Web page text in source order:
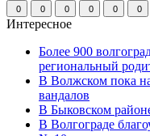
0 0 0 0 0 0
Интересное
Более 900
региональный
В Волжском пока
вандалов
В Быковском
В Волгограде